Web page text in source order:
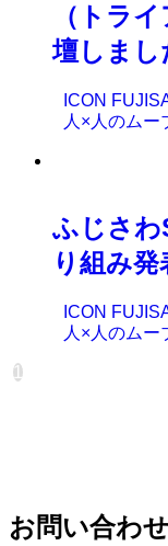
（トラ
壇しまし
ICON
人×人のムー
ふじさわ
り組み発
ICON
人×人のムー
1
お問い合わ